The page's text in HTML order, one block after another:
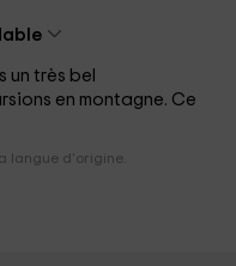
un très bel
en montagne. Ce
langue d'origine.